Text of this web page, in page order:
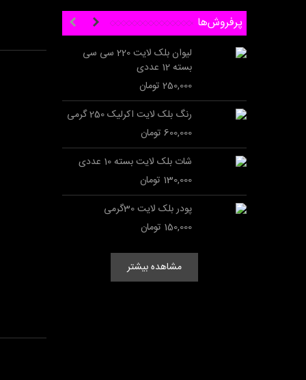
پرفروش‌ها
لیوان بلک لایت 220 سی سی
بسته 12 عددی
250,000 تومان
رنگ بلک لایت اکرلیک 250 گرمی
600,000 تومان
شات بلک لایت بسته 10 عددی
130,000 تومان
پودر بلک لایت 30گرمی
150,000 تومان
مشاهده بیشتر